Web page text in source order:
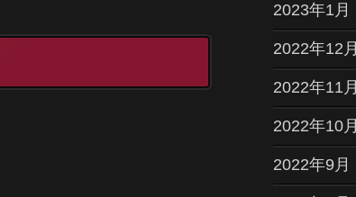
2023年1月
2022年12月
2022年11月
2022年10月
2022年9月